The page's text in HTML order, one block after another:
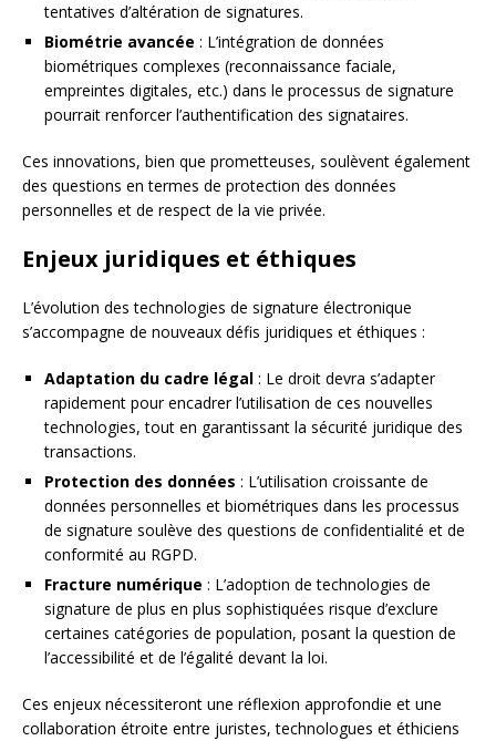
tentatives d’altération de signatures.
Biométrie avancée : L’intégration de données
biométriques complexes (reconnaissance faciale,
empreintes digitales, etc.) dans le processus de signature
pourrait renforcer l’authentification des signataires.
Ces innovations, bien que prometteuses, soulèvent également
des questions en termes de protection des données
personnelles et de respect de la vie privée.
Enjeux juridiques et éthiques
L’évolution des technologies de signature électronique
s’accompagne de nouveaux défis juridiques et éthiques :
Adaptation du cadre légal : Le droit devra s’adapter
rapidement pour encadrer l’utilisation de ces nouvelles
technologies, tout en garantissant la sécurité juridique des
transactions.
Protection des données : L’utilisation croissante de
données personnelles et biométriques dans les processus
de signature soulève des questions de confidentialité et de
conformité au RGPD.
Fracture numérique : L’adoption de technologies de
signature de plus en plus sophistiquées risque d’exclure
certaines catégories de population, posant la question de
l’accessibilité et de l’égalité devant la loi.
Ces enjeux nécessiteront une réflexion approfondie et une
collaboration étroite entre juristes, technologues et éthiciens